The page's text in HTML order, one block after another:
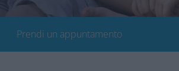
Prendi un appuntamento